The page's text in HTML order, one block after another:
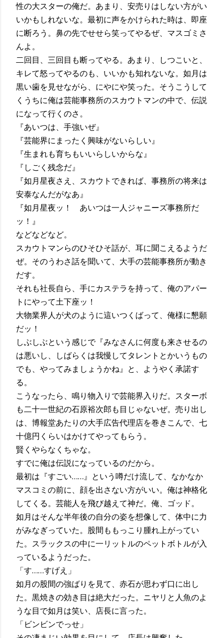
性の大スターの俺だ。あまり、安売りはしない方がい
いかもしれないな。最初に声をかけられた時は、即座
に断ろう。鼻の先でせせら笑ってやるぜ、マスゴミさ
んよ。
二回目、三回目も断ってやる。あまり、しつこいと、
キレて怒ってやるのも、いいかも知れないな。如月は
黒い歯を見せながら、にやにや笑った。そうこうして
くうちに俺は芸能事務所のスカウトマンの中で、伝説
になって行くのさ。
『あいつは、手強いぜ』
『芸能界にまったく興味がないらしい』
『生まれも育ちもいいらしいからな』
『しごく残念だ』
『如月星夜さえ、スカウトできれば、事務所の将来は
安泰なんだがなあ』
『如月星夜ッ！ あいつは一人ジャニーズ事務所だ
ッ！』
などなどなど。
スカウトマンらのひそひそ話が、耳に聞こえるようだ
ぜ。そのうわさ話を聞いて、大手の芸能事務所が動き
だす。
それも社長自ら、手にカステラを持って、俺のアパー
トにやって土下座ッ！
大物業界人が犬のように這いつくばって、俺様に懇願
だッ！
しぶしぶという感じで『みなさんに何度も来させるの
は悪いし、しばらくは我慢してタレントとかいうもの
でも、やってみましょうかね』と、ようやく承諾す
る。
こうなったら、鳴り物入りで芸能界入りだ。スターボ
も二十一世紀の石原裕次郎も目じゃないぜ。売り出し
は、博報堂あたりの大手広告代理店を巻きこんで、七
十億円くらいはかけてやってもらう。
賢くやらなくちゃな。
すでに俺は伝説になっているのだから。
最初は『すごい……』という噂だけ流して、なかなか
マスコミの前に、顔を出さない方がいい。俺は神格化
してくる。芸能人を飛び越えて神だ。俺、ゴッド。
如月はそんな半年後の自分の姿を想像して、体中に力
がみなぎっていた。股間ももっこり腫れ上がってい
た。スラックスの中に一リットルのペットボトルが入
っているようだった。
「す……すげえ」
如月の股間の強ばりを見て、赤石が思わず口に出し
た。黒焼きの効き目は絶大だった。ニヤリと人魚のよ
うな目で如月は笑い、店長に言った。
「ビンビンでっせ」